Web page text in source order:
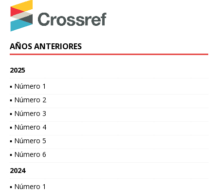
AÑOS ANTERIORES
2025
▪ Número 1
▪ Número 2
▪ Número 3
▪ Número 4
▪ Número 5
▪ Número 6
2024
▪ Número 1